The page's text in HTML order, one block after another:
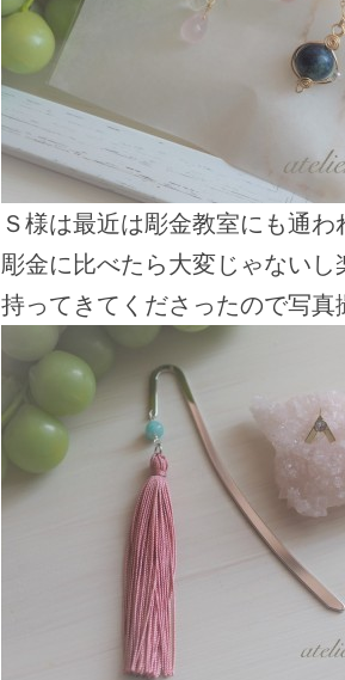
Ｓ様は最近は彫金教室にも通わ
彫金に比べたら大変じゃないし
持ってきてくださったので写